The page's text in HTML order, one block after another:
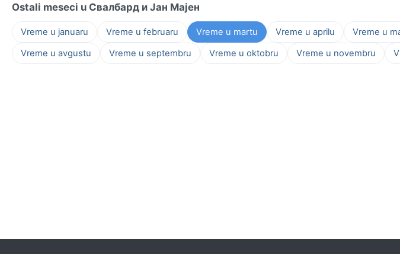
Ostali meseci u Свалбард и Јан Мајен
Vreme u januaru Vreme u februaru Vreme u martu Vreme u aprilu Vreme u
Vreme u avgustu
Vreme u septembru Vreme u oktobru Vreme u novembru